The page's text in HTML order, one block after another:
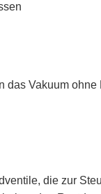
das Vakuum ohne
die zur